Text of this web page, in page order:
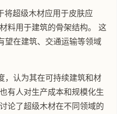
超级木材应用于皮肤应
料用于建筑的骨架结构。 这
望在建筑、交通运输等领域
，认为其在可持续建筑和材
有人对生产成本和规模化生
论了超级木材在不同领域的